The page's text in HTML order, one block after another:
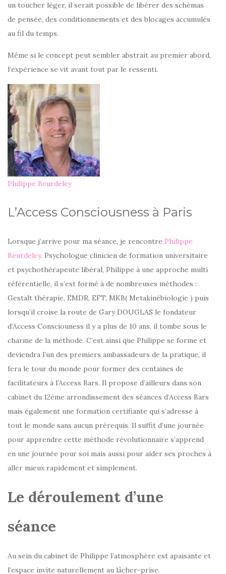
un toucher léger, il serait possible de libérer des schémas
de pensée, des conditionnements et des blocages accumulés
au fil du temps.
Même si le concept peut sembler abstrait au premier abord,
l’expérience se vit avant tout par le ressenti.
Philippe Beurdeley
L’Access Consciousness à Paris
Lorsque j’arrive pour ma séance, je rencontre Philippe
Beurdeley. Psychologue clinicien de formation universitaire
et psychothérapeute libéral, Philippe à une approche multi
référentielle, il s’est formé à de nombreuses méthodes :
Gestalt thérapie, EMDR, EFT, MKB( Metakinébiologie ) puis
lorsqu’il croise la route de Gary DOUGLAS le fondateur
d’Access Consciouness il y a plus de 10 ans, il tombe sous le
charme de la méthode. C’est ainsi que Philippe se forme et
deviendra l’un des premiers ambassadeurs de la pratique, il
fera le tour du monde pour former des centaines de
facilitateurs à l’Access Bars. Il propose d’ailleurs dans son
cabinet du 12ème arrondissement des séances d’Access Bars
mais également une formation certifiante qui s’adresse à
tout le monde sans aucun prérequis. Il suffit d’une journée
pour apprendre cette méthode révolutionnaire s’apprend
en une journée pour soi mais aussi pour aider ses proches à
aller mieux rapidement et simplement.
Le déroulement d’une
séance
Au sein du cabinet de Philippe l’atmosphère est apaisante et
l’espace invite naturellement au lâcher-prise.